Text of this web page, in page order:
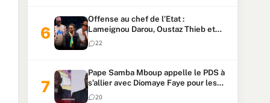
Offense au chef de l’Etat :
Lameignou Darou, Oustaz Thieb et
Ndiaye Touba lourdement
condamnés
22
Pape Samba Mboup appelle le PDS à
s’allier avec Diomaye Faye pour les
locales et tacle Sonko
20